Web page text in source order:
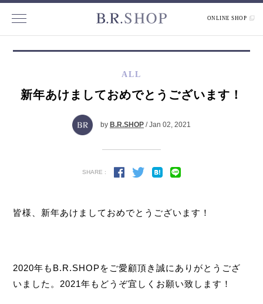
ONLINE SHOP
ALL
新年あけましておめでとうございます！
by B.R.SHOP / Jan 02, 2021
SHARE :
皆様、新年あけましておめでとうございます！
2020年もB.R.SHOPをご愛顧頂き誠にありがとうござ
いました。2021年もどうぞ宜しくお願い致します！